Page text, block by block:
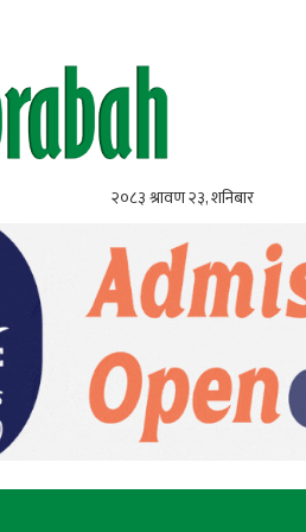
२०८३ श्रावण २३, शनिबार